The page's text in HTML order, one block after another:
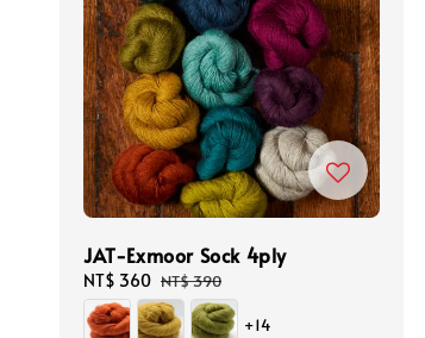
JAT-Exmoor Sock 4ply
Sale
price
NT$ 360 Regular
price
NT$ 390
+14